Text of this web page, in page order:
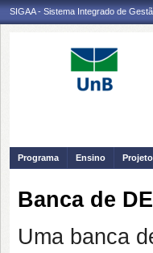
SIGAA - Sistema Integrado de
Programa Ensino
Banca de
Uma banca